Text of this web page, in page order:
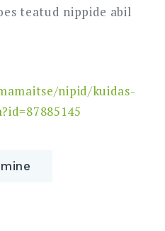
teatud nippide abil
nipid/kuidas-